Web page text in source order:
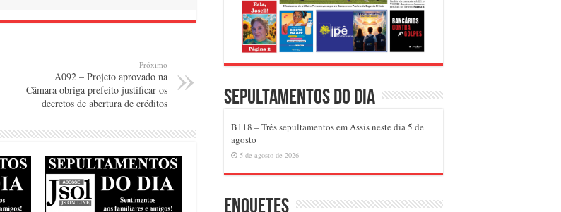
Próximo
A092 – Projeto aprovado na
Câmara obriga prefeito justificar os
decretos de abertura de créditos
Sepultamentos do dia
B118 – Três sepultamentos em Assis neste dia 5 de
agosto
5 de agosto de 2026